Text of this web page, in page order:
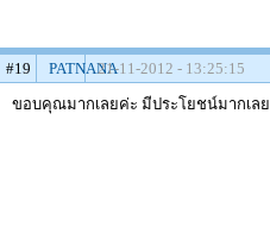
#19 PATNANA21-11-2012 - 13:25:15
ขอบคุณมากเลยค่ะ มีประโยชน์มากเลย